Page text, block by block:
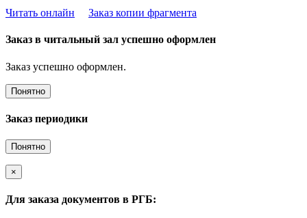
Читать онлайн
Заказ копии фрагмента
Заказ в читальный зал успешно оформлен
Заказ успешно оформлен.
Понятно
Заказ периодики
Понятно
×
Для заказа документов в РГБ: